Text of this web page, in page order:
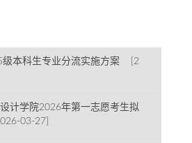
级本科生专业分流实施方案 [2
计学院2026年第一志愿考生拟
03-27]